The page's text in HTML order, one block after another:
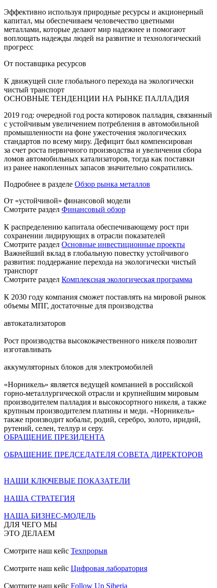
Эффективно используя природные ресурсы и акционерный
капитал, мы обеспечиваем человечество цветными
металлами, которые делают мир надежнее и помогают
воплощать надежды людей на развитие и технологический
прогресс
От поставщика ресурсов
К движущей силе глобального перехода на экологически
чистый транспорт
ОСНОВНЫЕ ТЕНДЕНЦИИ НА РЫНКЕ ПАЛЛАДИЯ
2019 год: очередной год роста котировок палладия, связанный
с устойчивым увеличением потребления в автомобильной
промышленности на фоне ужесточения экологических
стандартов по всему миру. Дефицит был компенсирован
за счет роста первичного производства и увеличения сбора
ломов автомобильных катализаторов, тогда как поставки
из ранее накопленных запасов значительно сократились.
Подробнее в разделе Обзор рынка металлов
От «устойчивой» финансовой модели
Смотрите раздел Финансовый обзор
К распределению капитала обеспечивающему рост при
сохранении лидирующих в отрасли показателей
Смотрите раздел Основные инвестиционные проекты
Важнейший вклад в глобальную повестку устойчивого
развития: поддержание перехода на экологически чистый
транспорт
Смотрите раздел Комплексная экологическая программа
К 2030 году компания сможет поставлять на мировой рынок
объемы МПГ, достаточные для производства
автокатализаторов
Рост производства высококачественного никеля позволит
изготавливать
аккумуляторных блоков для электромобилей
«Норникель» является ведущей компанией в российской
горно-металлургической отрасли и крупнейшим мировым
производителем палладия и высокосортного никеля, а также
крупным производителем платины и меди. «Норникель»
также производит кобальт, родий, серебро, золото, иридий,
рутений, селен, теллур и серу.
ОБРАЩЕНИЕ ПРЕЗИДЕНТА
ОБРАЩЕНИЕ ПРЕДСЕДАТЕЛЯ СОВЕТА ДИРЕКТОРОВ
НАШИ КЛЮЧЕВЫЕ ПОКАЗАТЕЛИ
НАША СТРАТЕГИЯ
НАША БИЗНЕС-МОДЕЛЬ
ДЛЯ ЧЕГО МЫ
ЭТО ДЕЛАЕМ
Смотрите наш кейс Техпрорыв
Смотрите наш кейс Цифровая лаборатория
Смотрите наш кейс Follow Up Siberia